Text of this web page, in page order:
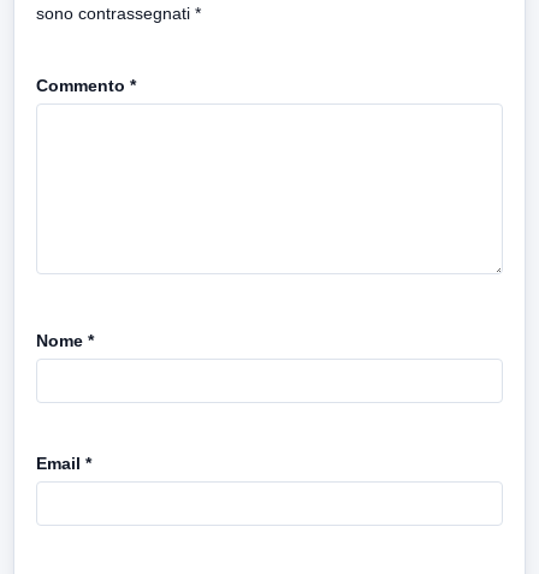
sono contrassegnati *
Commento *
Nome *
Email *